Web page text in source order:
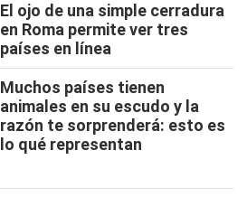
El ojo de una simple cerradura
en Roma permite ver tres
países en línea
Muchos países tienen
animales en su escudo y la
razón te sorprenderá: esto es
lo qué representan